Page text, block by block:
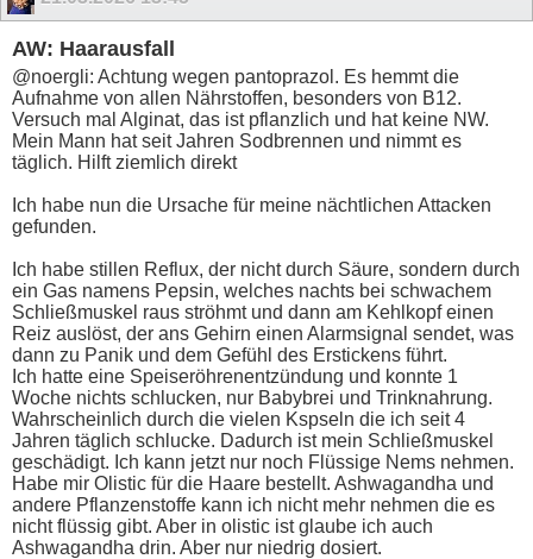
AW: Haarausfall
@noergli: Achtung wegen pantoprazol. Es hemmt die
Aufnahme von allen Nährstoffen, besonders von B12.
Versuch mal Alginat, das ist pflanzlich und hat keine NW.
Mein Mann hat seit Jahren Sodbrennen und nimmt es
täglich. Hilft ziemlich direkt
Ich habe nun die Ursache für meine nächtlichen Attacken
gefunden.
Ich habe stillen Reflux, der nicht durch Säure, sondern durch
ein Gas namens Pepsin, welches nachts bei schwachem
Schließmuskel raus ströhmt und dann am Kehlkopf einen
Reiz auslöst, der ans Gehirn einen Alarmsignal sendet, was
dann zu Panik und dem Gefühl des Erstickens führt.
Ich hatte eine Speiseröhrenentzündung und konnte 1
Woche nichts schlucken, nur Babybrei und Trinknahrung.
Wahrscheinlich durch die vielen Kspseln die ich seit 4
Jahren täglich schlucke. Dadurch ist mein Schließmuskel
geschädigt. Ich kann jetzt nur noch Flüssige Nems nehmen.
Habe mir Olistic für die Haare bestellt. Ashwagandha und
andere Pflanzenstoffe kann ich nicht mehr nehmen die es
nicht flüssig gibt. Aber in olistic ist glaube ich auch
Ashwagandha drin. Aber nur niedrig dosiert.